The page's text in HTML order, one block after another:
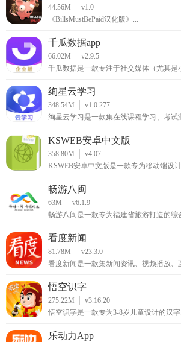
44.56M
v1.0
《BillsMustBePaid汉化版》...
千瓜数据app
66.02M
v2.9.5
千瓜数据是一款专注于社交媒体（尤其是
绚星云学习
348.54M
v1.0.277
绚星云学习是一款集在线课程学习、考试
KSWEB安卓中文版
358.80M
v4.07
KSWEB安卓中文版是一款专为移动端设
畅游八闽
63M
v6.1.9
畅游八闽是一款专为福建省旅游打造的综
看度新闻
81.78M
v23.3.0
看度新闻是一款集新闻资讯、视频播放、
悟空识字
275.22M
v3.16.20
悟空识字是一款专为3-8岁儿童设计的汉字
乐动力App